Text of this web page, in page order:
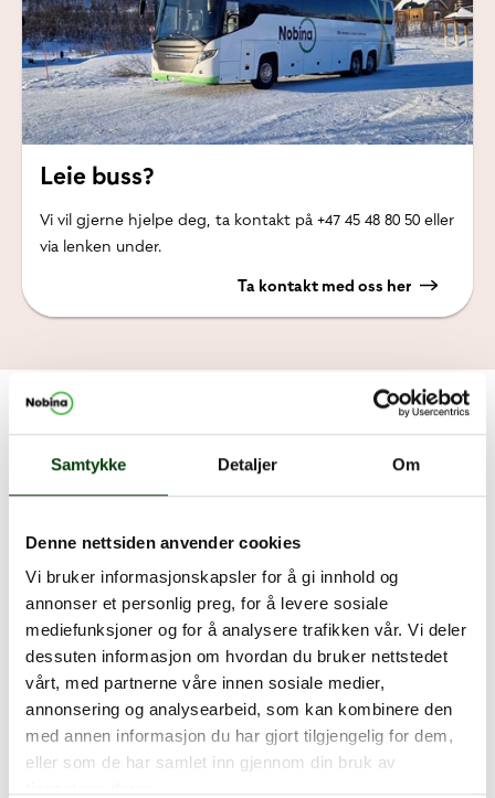
Samtykke Detaljer Om
Denne nettsiden anvender cookies
Vi bruker informasjonskapsler for å gi innhold og
annonser et personlig preg, for å levere sosiale
mediefunksjoner og for å analysere trafikken vår. Vi deler
dessuten informasjon om hvordan du bruker nettstedet
vårt, med partnerne våre innen sosiale medier,
annonsering og analysearbeid, som kan kombinere den
med annen informasjon du har gjort tilgjengelig for dem,
eller som de har samlet inn gjennom din bruk av
Leie buss?
Vi vil gjerne hjelpe deg, ta kontakt på +47 45 48 80 50 eller
via lenken under.
Ta kontakt med oss her
Bærekraftsrapport